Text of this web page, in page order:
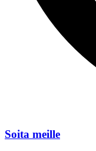
Soita meille